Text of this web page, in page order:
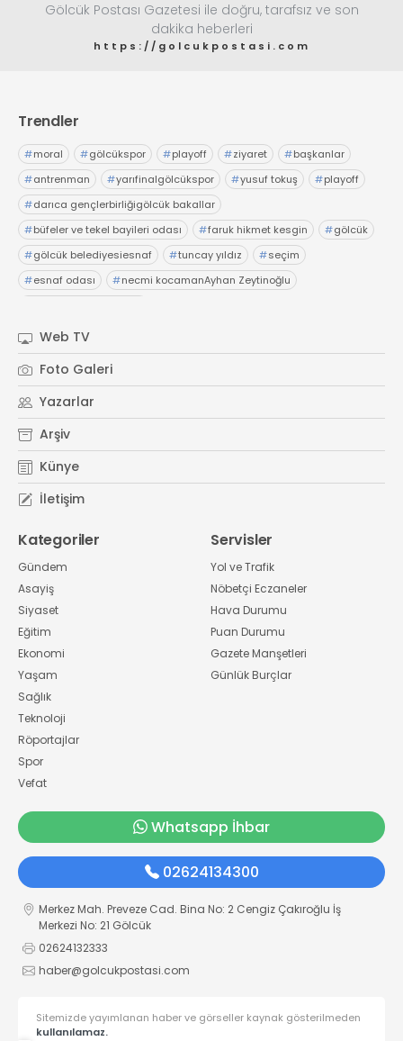
Gölcük Postası Gazetesi ile doğru, tarafsız ve son
dakika heberleri
https://golcukpostasi.com
Trendler
#moral #gölcükspor #playoff #ziyaret #başkanlar
#antrenman #yarıfinalgölcükspor #yusuf tokuş #playoff
#darıca gençlerbirliğigölcük bakallar
#büfeler ve tekel bayileri odası #faruk hikmet kesgin #gölcük
#gölcük belediyesiesnaf #tuncay yıldız #seçim
#esnaf odası #necmi kocamanAyhan Zeytinoğlu
Web TV
Foto Galeri
Yazarlar
Arşiv
Künye
İletişim
Kategoriler
Gündem
Asayiş
Siyaset
Eğitim
Ekonomi
Yaşam
Sağlık
Teknoloji
Röportajlar
Spor
Vefat
Servisler
Yol ve Trafik
Nöbetçi Eczaneler
Hava Durumu
Puan Durumu
Gazete Manşetleri
Günlük Burçlar
Whatsapp İhbar
02624134300
Merkez Mah. Preveze Cad. Bina No: 2 Cengiz Çakıroğlu İş
Merkezi No: 21 Gölcük
02624132333
haber@golcukpostasi.com
Sitemizde yayımlanan haber ve görseller kaynak gösterilmeden
kullanılamaz.